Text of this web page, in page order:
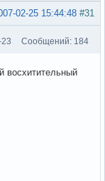
#31
02-25 15:44:48
Сообщений: 184
восхитительный